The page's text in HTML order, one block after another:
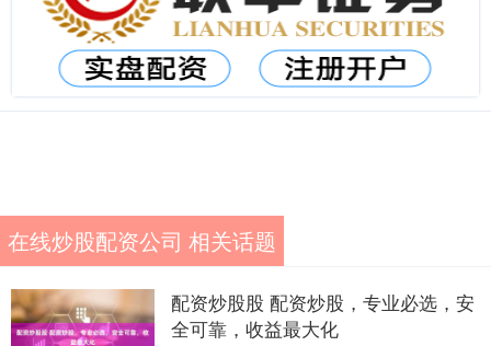
在线炒股配资公司 相关话题
配资炒股股 配资炒股，专业必选，安
全可靠，收益最大化